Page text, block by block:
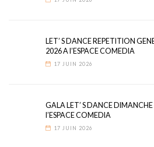
LET’ S DANCE REPETITION
2026 A l’ESPACE COMEDIA
17 JUIN 2026
GALA LET’ S DANCE
l’ESPACE COMEDIA
17 JUIN 2026